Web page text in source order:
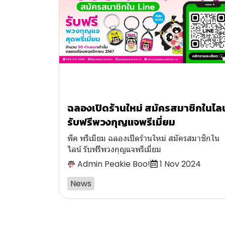
ฉลองเปิดร้านใหม่ สมัครสมาชิกในไ
รับฟรีพวงกุญแจพรีเมี่ยม
พีค พรีเมียม ฉลองเปิดร้านใหม่ สมัครสมาชิกใน
ไลน์ รับฟรีพวงกุญแจพรีเมี่ยม
Admin Peakie Boo!
1 Nov 2024
News